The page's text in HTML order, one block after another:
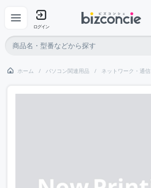
ログイン
ホーム パソコン関連用品 ネットワーク・通信